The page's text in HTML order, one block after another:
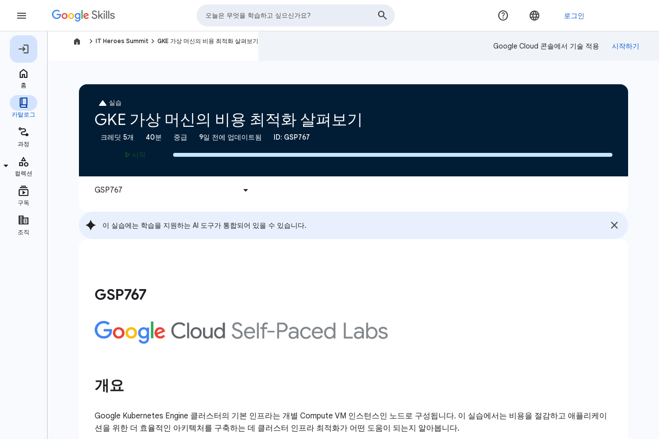
navigate_next IT Heroes Summit navigate_next GKE 가상 머신의 비용 최적화 살펴보기
Google Cloud 콘솔에서 기술 적용
이 실습에는 학습을 지원하는 AI 도구가 통합되어 있을 수 있습니다.
GSP767
개요
Google Kubernetes Engine 클러스터의 기본 인프라는 개별 Compute VM 인스턴스인 노드로 구성됩니다. 이 실습에서는 비용을 절감하고 애플리케이
션을 위한 더 효율적인 아키텍처를 구축하는 데 클러스터 인프라 최적화가 어떤 도움이 되는지 알아봅니다.